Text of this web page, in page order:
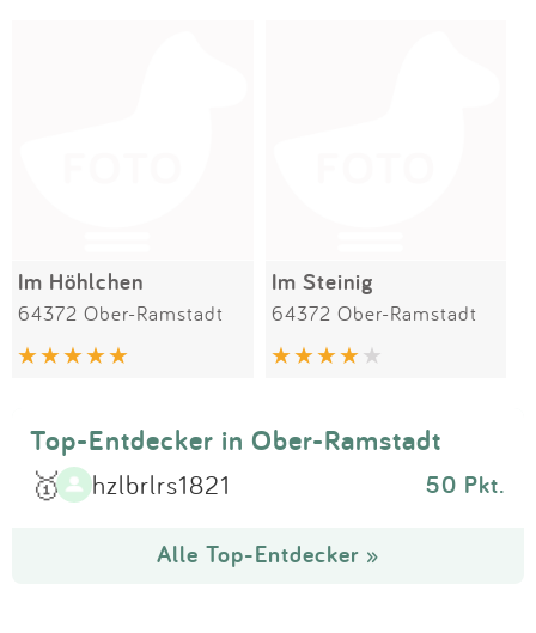
Im Höhlchen
64372 Ober-Ramstadt
Im Steinig
64372 Ober-Ramstadt
Top-Entdecker in Ober-Ramstadt
🥇 hzlbrlrs1821 50 Pkt.
Alle Top-Entdecker »